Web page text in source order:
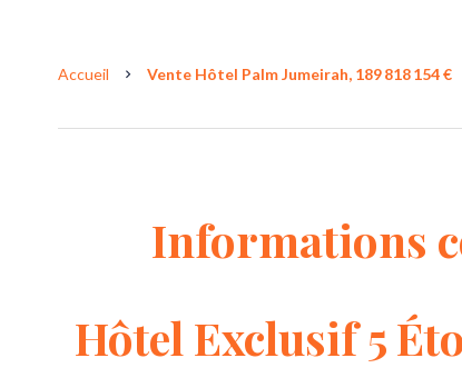
Accueil Vente Hôtel Palm Jumeirah, 189 818 154 €
Informations
Hôtel Exclusif 5